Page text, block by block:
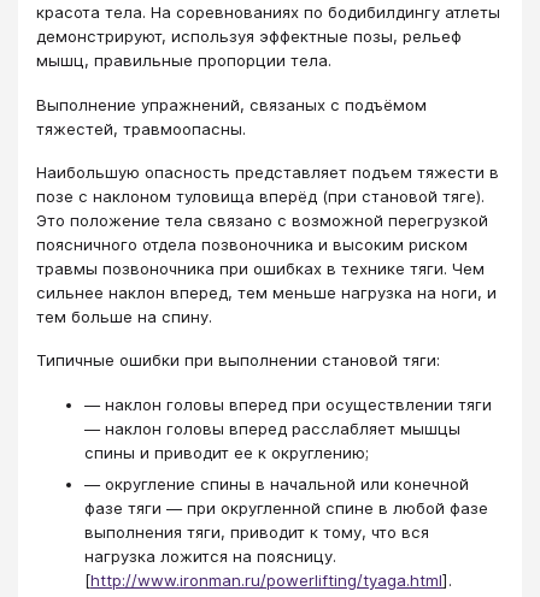
красота тела. На соревнованиях по бодибилдингу атлеты
демонстрируют, используя эффектные позы, рельеф
мышц, правильные пропорции тела.
Выполнение упражнений, связаных с подъёмом
тяжестей, травмоопасны.
Наибольшую опасность представляет подъем тяжести в
позе с наклоном туловища вперёд (при становой тяге).
Это положение тела связано с возможной перегрузкой
поясничного отдела позвоночника и высоким риском
травмы позвоночника при ошибках в технике тяги. Чем
сильнее наклон вперед, тем меньше нагрузка на ноги, и
тем больше на спину.
Типичные ошибки при выполнении становой тяги:
— наклон головы вперед при осуществлении тяги
— наклон головы вперед расслабляет мышцы
спины и приводит ее к округлению;
— округление спины в начальной или конечной
фазе тяги — при округленной спине в любой фазе
выполнения тяги, приводит к тому, что вся
нагрузка ложится на поясницу.
[http://www.ironman.ru/powerlifting/tyaga.html].